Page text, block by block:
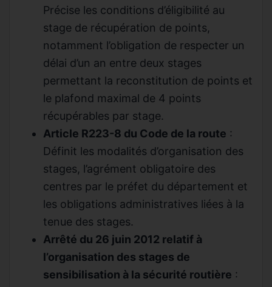
Précise les conditions d’éligibilité au
stage de récupération de points,
notamment l’obligation de respecter un
délai d’un an entre deux stages
permettant la reconstitution de points et
le plafond maximal de 4 points
récupérables par stage.
Article R223-8 du Code de la route :
Définit les modalités d’organisation des
stages, l’agrément obligatoire des
centres par le préfet du département et
les obligations administratives liées à la
tenue des stages.
Arrêté du 26 juin 2012 relatif à
l’organisation des stages de
sensibilisation à la sécurité routière :